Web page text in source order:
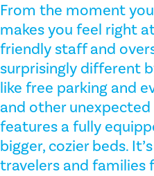
From the moment
makes you feel right
friendly staff and
surprisingly different
like free parking and
and other
features a fully
bigger, cozier beds.
travelers and families